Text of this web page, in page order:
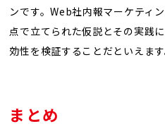
ンです。Web社内報マーケティ
点で立てられた仮説とその実践
効性を検証することだといえます
まとめ